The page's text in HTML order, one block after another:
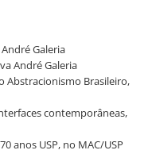
Galeria
André Galeria
Abstracionismo Brasileiro,
contemporâneas,
anos USP, no MAC/USP